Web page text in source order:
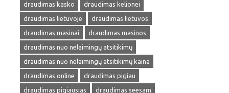
draudimas kasko
draudimas kelionei
draudimas lietuvoje
draudimas lietuvos
draudimas masinai
draudimas masinos
draudimas nuo nelaimingų atsitikimų
draudimas nuo nelaimingų atsitikimų kaina
draudimas online
draudimas pigiau
draudimas pigiausias
draudimas seesam